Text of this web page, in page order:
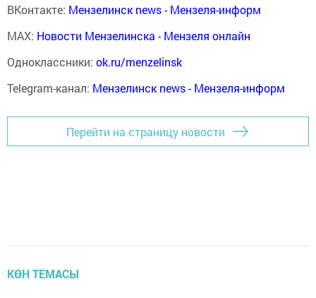
ВКонтакте: Мензелинск news - Мензеля-информ
MAX: Новости Мензелинска - Мензеля онлайн
Одноклассники: ok.ru/menzelinsk
Telegram-канал: Мензелинск news - Мензеля-информ
Перейти на страницу новости
КӨН ТЕМАСЫ